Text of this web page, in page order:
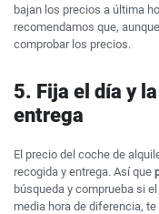
bajan los precios a última
recomendamos que,
comprobar los precios.
5. Fija el día y
entrega
El precio del coche de
recogida y entrega. Así que
búsqueda y comprueba si
media hora de diferencia,